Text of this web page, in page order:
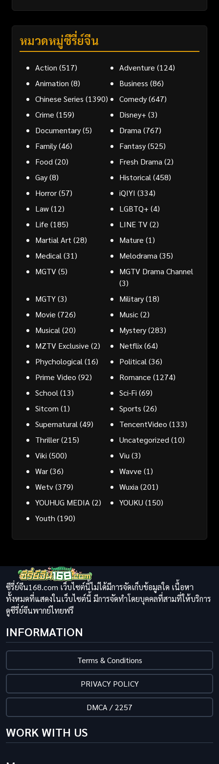
หมวดหมู่ซีรี่ย์จีน
Action (517) Adventure (124)
Animation (8) Business (86)
Chinese Series (1390) Comedy(647)
Crime (159) Disney+ (3)
Documentary(5) Drama (767)
Family(46) Fantasy(525)
Food (20) Fresh Drama (2)
Gay(8) Historical (458)
Horror(57) iQIYI (334)
Law(12) LGBTQ+ (4)
Life (185) LINE TV(2)
Martial Art (28) Mature (1)
Medical (31) Melodrama (35)
MGTV(5)
MGTV Drama Channel
(3)
MGTY(3) Military(18)
Movie (726) Music(2)
Musical (20) Mystery(283)
MZTV Exclusive (2) Netflix(64)
Phychological (16) Political (36)
Prime Video (92) Romance (1274)
School (13) Sci-Fi (69)
Sitcom (1) Sports (26)
Supernatural (49) TencentVideo (133)
Thriller(215) Uncategorized (10)
Viki (500) Viu (3)
War(36) Wavve (1)
Wetv(379) Wuxia (201)
YOUHUG MEDIA (2) YOUKU (150)
Youth (190)
ซีรี่ย์จีน168.com เว็บไซต์นี้ไม่ได้มีการจัดเก็บข้อมูลใด เนื้อหา
ทั้งหมดที่แสดงในเว็บไซต์นี้ มีการจัดทำโดยบุคคลที่สามที่ให้บริการ
ดูซีรี่ย์จีนพากย์ไทยฟรี
INFORMATION
Terms & Conditions
PRIVACY POLICY
DMCA / 2257
WORK WITH US